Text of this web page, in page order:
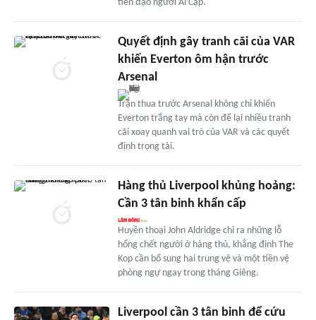
tiền đạo người Ai Cập.
Quyết định gây tranh cãi của VAR
khiến Everton ôm hận trước
Arsenal
Trận thua trước Arsenal không chỉ khiến
Everton trắng tay mà còn để lại nhiều tranh
cãi xoay quanh vai trò của VAR và các quyết
định trọng tài.
Hàng thủ Liverpool khủng hoảng:
Cần 3 tân binh khẩn cấp
Huyền thoại John Aldridge chỉ ra những lỗ
hổng chết người ở hàng thủ, khẳng định The
Kop cần bổ sung hai trung vệ và một tiền vệ
phòng ngự ngay trong tháng Giêng.
Liverpool cần 3 tân binh để cứu